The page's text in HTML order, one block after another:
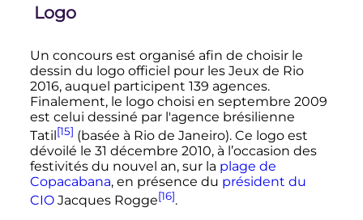
Logo
Un concours est organisé afin de choisir le
dessin du logo officiel pour les Jeux de Rio
2016, auquel participent 139 agences.
Finalement, le logo choisi en septembre 2009
est celui dessiné par l'agence brésilienne
Tatil[15] (basée à Rio de Janeiro). Ce logo est
dévoilé le 31 décembre 2010, à l’occasion des
festivités du nouvel an, sur la plage de
Copacabana, en présence du président du
CIOJacques Rogge[16].